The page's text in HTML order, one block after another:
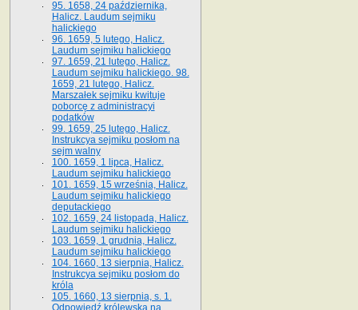
95. 1658, 24 października,
Halicz. Laudum sejmiku
halickiego
96. 1659, 5 lutego, Halicz.
Laudum sejmiku halickiego
97. 1659, 21 lutego, Halicz.
Laudum sejmiku halickiego. 98.
1659, 21 lutego, Halicz.
Marszałek sejmiku kwituje
poborcę z administracyi
podatków
99. 1659, 25 lutego, Halicz.
Instrukcya sejmiku posłom na
sejm walny
100. 1659, 1 lipca, Halicz.
Laudum sejmiku halickiego
101. 1659, 15 września, Halicz.
Laudum sejmiku halickiego
deputackiego
102. 1659, 24 listopada, Halicz.
Laudum sejmiku halickiego
103. 1659, 1 grudnia, Halicz.
Laudum sejmiku halickiego
104. 1660, 13 sierpnia, Halicz.
Instrukcya sejmiku posłom do
króla
105. 1660, 13 sierpnia, s. 1.
Odpowiedź królewska na